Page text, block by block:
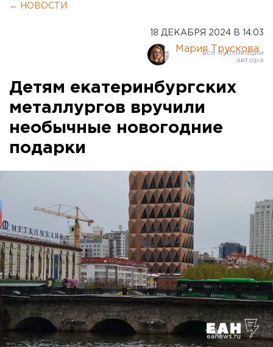
← НОВОСТИ
18 ДЕКАБРЯ 2024 В 14:03
Мария Трускова
Детям екатеринбургских
металлургов вручили
необычные новогодние
подарки